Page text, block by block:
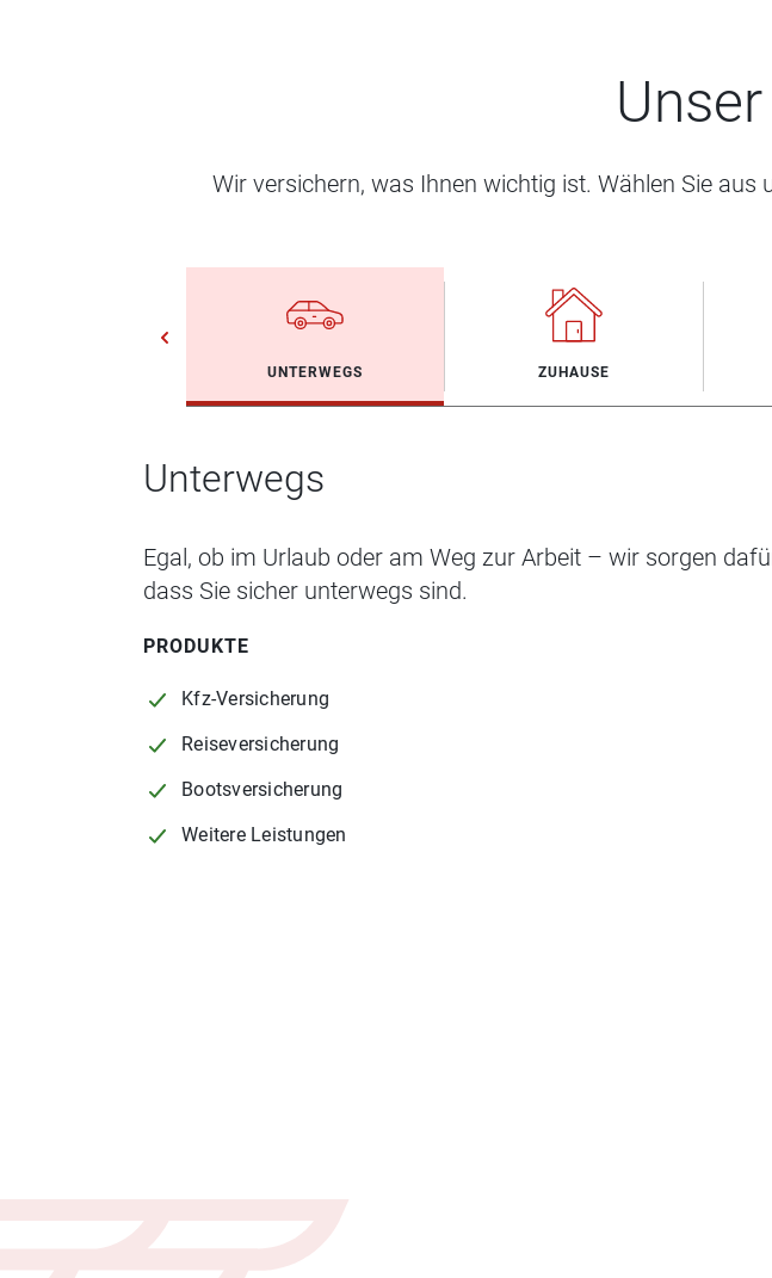
Wir versichern, was Ihnen wichtig ist. Wählen Sie
UNTERWEGS ZUHAUSE
Unterwegs
Egal, ob im Urlaub oder am Weg zur Arbeit – wir sorgen
dass Sie sicher unterwegs sind.
PRODUKTE
Kfz-Versicherung
Reiseversicherung
Bootsversicherung
Weitere Leistungen